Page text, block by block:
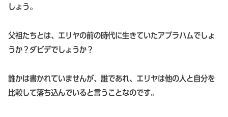
しょう。
父祖たちとは、エリヤの前の時代に生きていたアブラハムでしょ
うか？ダビデでしょうか？
誰かは書かれていませんが、誰であれ、エリヤは他の人と自分を
比較して落ち込んでいると言うことなのです。